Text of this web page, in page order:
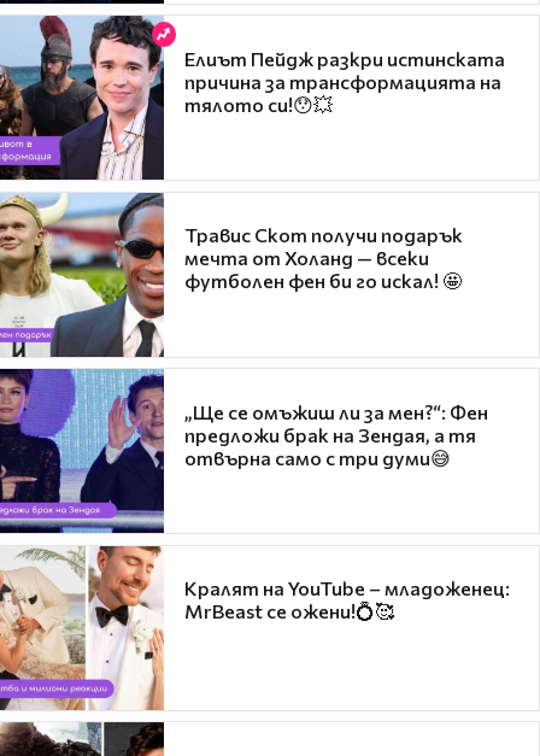
Елиът Пейдж разкри истинската
причина за трансформацията на
тялото си!😯💥
Травис Скот получи подарък
мечта от Холанд — всеки
футболен фен би го искал! 🤩
„Ще се омъжиш ли за мен?“: Фен
предложи брак на Зендая, а тя
отвърна само с три думи😅
Кралят на YouTube – младоженец:
MrBeast се ожени!💍🥰